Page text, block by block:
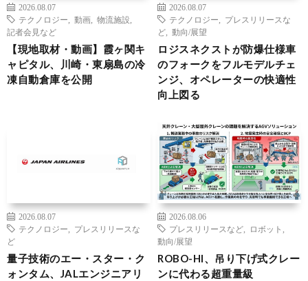
2026.08.07
テクノロジー
動画 物流施設
記者会見など
【現地取材・動画】霞ヶ関キ
ャピタル、川崎・東扇島の冷
凍自動倉庫を公開
2026.08.07
テクノロジー
プレスリリースな
ど
動向/展望
ロジスネクストが防爆仕様車
のフォークをフルモデルチェ
ンジ、オペレーターの快適性
向上図る
2026.08.07
テクノロジー
プレスリリースな
ど
量子技術のエー・スター・ク
ォンタム、JALエンジニアリ
2026.08.06
プレスリリースなど
ロボット
動向/展望
ROBO-HI、吊り下げ式クレー
ンに代わる超重量級